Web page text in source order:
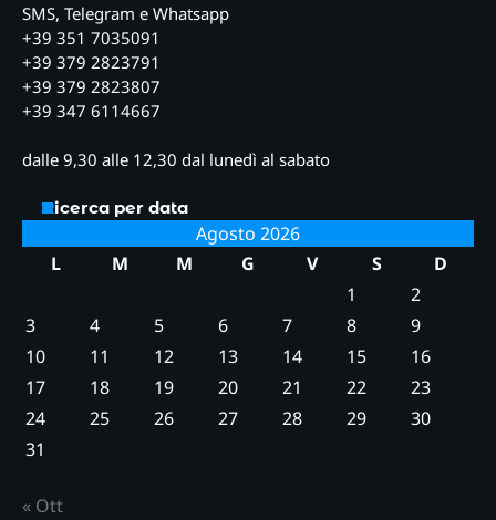
SMS, Telegram e Whatsapp
+39 351 7035091
+39 379 2823791
+39 379 2823807
+39 347 6114667
dalle 9,30 alle 12,30 dal lunedì al sabato
Ricerca per data
Agosto 2026
L
M M G V S
D
1
2
3
4 5 6 7 8
9
10
11 12 13 14 15
16
17
18 19 20 21 22
23
24
25 26 27 28 29
30
31
« Ott